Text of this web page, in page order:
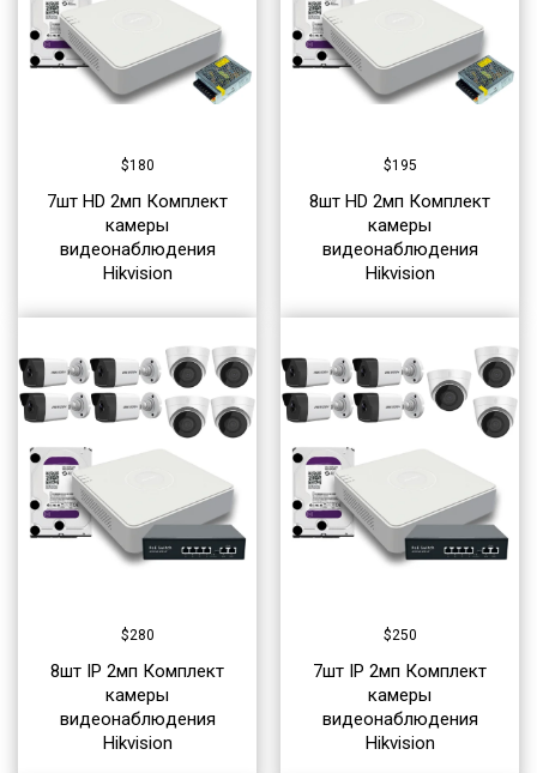
$180
7шт HD 2мп Комплект
камеры
видеонаблюдения
Hikvision
$195
8шт HD 2мп Комплект
камеры
видеонаблюдения
Hikvision
$280
8шт IP 2мп Комплект
камеры
видеонаблюдения
Hikvision
$250
7шт IP 2мп Комплект
камеры
видеонаблюдения
Hikvision